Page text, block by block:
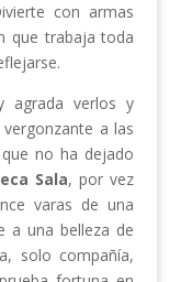
con armas
que trabaja toda
agrada verlos y
a las
no ha dejado
Sala, por vez
varas de una
a una belleza de
solo compañía,